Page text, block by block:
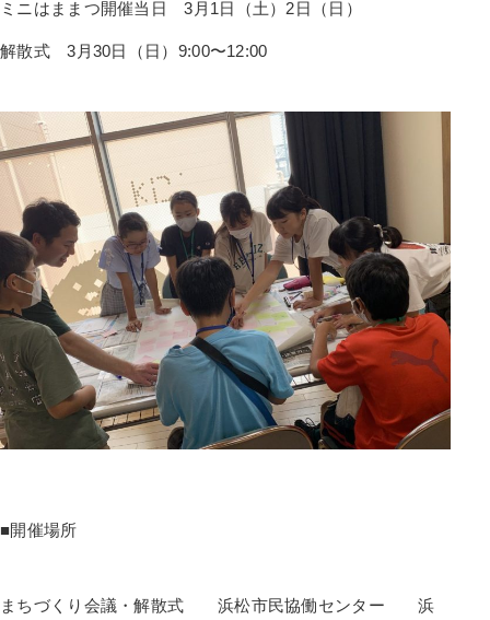
ミニはままつ開催当日 3月1日（土）2日（日）
解散式 3月30日（日）9:00〜12:00
■開催場所
まちづくり会議・解散式 浜松市民協働センター 浜